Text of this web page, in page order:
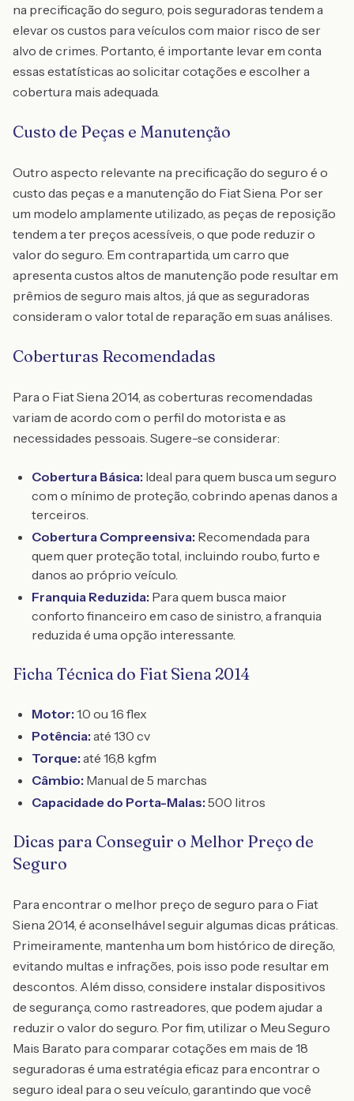
na precificação do seguro, pois seguradoras tendem a
elevar os custos para veículos com maior risco de ser
alvo de crimes. Portanto, é importante levar em conta
essas estatísticas ao solicitar cotações e escolher a
cobertura mais adequada.
Custo de Peças e Manutenção
Outro aspecto relevante na precificação do seguro é o
custo das peças e a manutenção do Fiat Siena. Por ser
um modelo amplamente utilizado, as peças de reposição
tendem a ter preços acessíveis, o que pode reduzir o
valor do seguro. Em contrapartida, um carro que
apresenta custos altos de manutenção pode resultar em
prêmios de seguro mais altos, já que as seguradoras
consideram o valor total de reparação em suas análises.
Coberturas Recomendadas
Para o Fiat Siena 2014, as coberturas recomendadas
variam de acordo com o perfil do motorista e as
necessidades pessoais. Sugere-se considerar:
Cobertura Básica: Ideal para quem busca um seguro
com o mínimo de proteção, cobrindo apenas danos a
terceiros.
Cobertura Compreensiva: Recomendada para
quem quer proteção total, incluindo roubo, furto e
danos ao próprio veículo.
Franquia Reduzida: Para quem busca maior
conforto financeiro em caso de sinistro, a franquia
reduzida é uma opção interessante.
Ficha Técnica do Fiat Siena 2014
Motor: 1.0 ou 1.6 flex
Potência: até 130 cv
Torque: até 16,8 kgfm
Câmbio: Manual de 5 marchas
Capacidade do Porta-Malas: 500 litros
Dicas para Conseguir o Melhor Preço de
Seguro
Para encontrar o melhor preço de seguro para o Fiat
Siena 2014, é aconselhável seguir algumas dicas práticas.
Primeiramente, mantenha um bom histórico de direção,
evitando multas e infrações, pois isso pode resultar em
descontos. Além disso, considere instalar dispositivos
de segurança, como rastreadores, que podem ajudar a
reduzir o valor do seguro. Por fim, utilizar o Meu Seguro
Mais Barato para comparar cotações em mais de 18
seguradoras é uma estratégia eficaz para encontrar o
seguro ideal para o seu veículo, garantindo que você